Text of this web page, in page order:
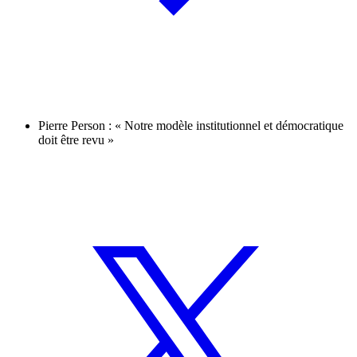
Pierre Person : « Notre modèle institutionnel et démocratique
doit être revu »